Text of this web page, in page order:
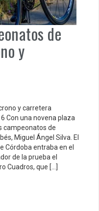
de
y
y carretera
Con una novena plaza
campeonatos de
Miguel Ángel Silva. El
Córdoba entraba en el
de la prueba el
Cuadros, que […]